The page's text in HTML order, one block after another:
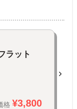
ラット
格 ¥3,800